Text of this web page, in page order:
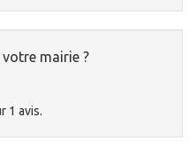
mairie ?
1 avis.